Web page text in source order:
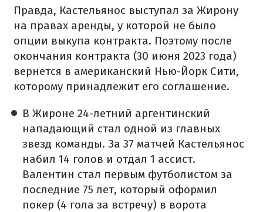
Правда, Кастельянос выступал за Жирону
на правах аренды, у которой не было
опции выкупа контракта. Поэтому после
окончания контракта (30 июня 2023 года)
вернется в американский Нью-Йорк Сити,
которому принадлежит его соглашение.
В Жироне 24-летний аргентинский
нападающий стал одной из главных
звезд команды. За 37 матчей Кастельянос
набил 14 голов и отдал 1 ассист.
Валентин стал первым футболистом за
последние 75 лет, который оформил
покер (4 гола за встречу) в ворота